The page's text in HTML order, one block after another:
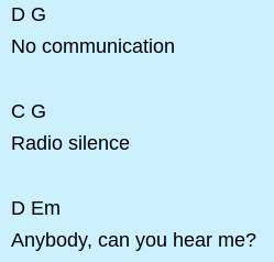
D G
No communication
C G
Radio silence
D Em
Anybody, can you hear me?